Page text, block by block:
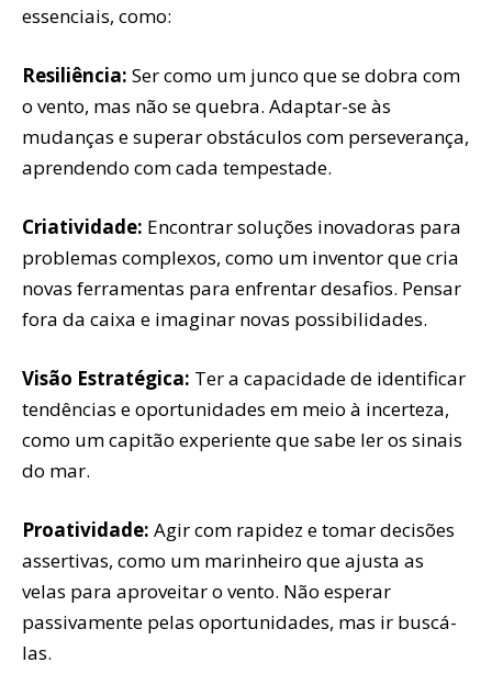
essenciais, como:
Resiliência: Ser como um junco que se dobra com
o vento, mas não se quebra. Adaptar-se às
mudanças e superar obstáculos com perseverança,
aprendendo com cada tempestade.
Criatividade: Encontrar soluções inovadoras para
problemas complexos, como um inventor que cria
novas ferramentas para enfrentar desafios. Pensar
fora da caixa e imaginar novas possibilidades.
Visão Estratégica: Ter a capacidade de identificar
tendências e oportunidades em meio à incerteza,
como um capitão experiente que sabe ler os sinais
do mar.
Proatividade: Agir com rapidez e tomar decisões
assertivas, como um marinheiro que ajusta as
velas para aproveitar o vento. Não esperar
passivamente pelas oportunidades, mas ir buscá-
las.